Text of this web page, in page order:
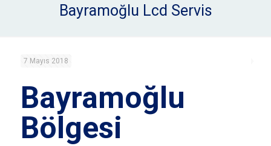
Bayramoğlu Lcd Servis
7 Mayıs 2018
Bayramoğlu
Bölgesi